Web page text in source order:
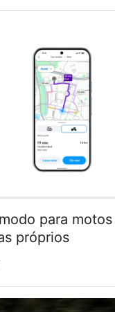
para
próprios